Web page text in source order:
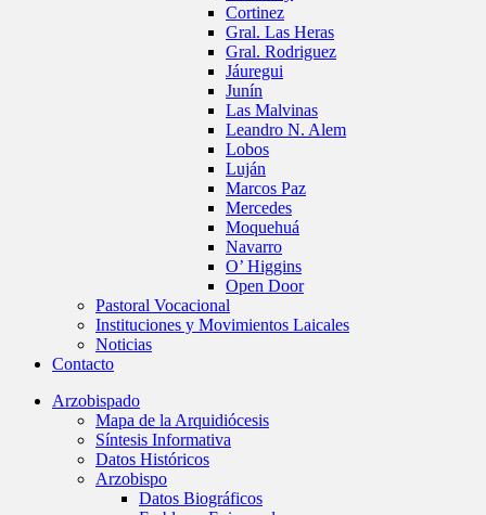
Cortinez
Gral. Las Heras
Gral. Rodriguez
Jáuregui
Junín
Las Malvinas
Leandro N. Alem
Lobos
Luján
Marcos Paz
Mercedes
Moquehuá
Navarro
O’ Higgins
Open Door
Pastoral Vocacional
Instituciones y Movimientos Laicales
Noticias
Contacto
Arzobispado
Mapa de la Arquidiócesis
Síntesis Informativa
Datos Históricos
Arzobispo
Datos Biográficos